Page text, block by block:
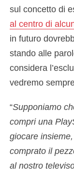
sul concetto di
al centro di
in futuro
stando alle
considera
vedremo
“Supponiamo
compri una
giocare
comprato il
al nostro